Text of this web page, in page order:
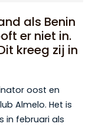
als Benin
er niet in.
kreeg zij in
oost en
Almelo. Het is
in februari als